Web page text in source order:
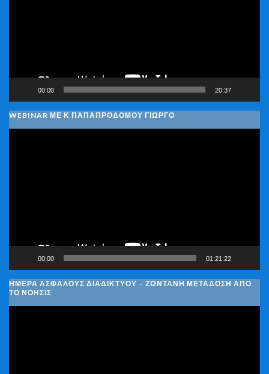
00:00 20:37
WEBINAR ΜΕ Κ ΠΑΠΑΠΡΟΔΌΜΟΥ ΓΙΏΡΓΟ
00:00 01:21:22
ΗΜΈΡΑ ΑΣΦΑΛΟΎΣ ΔΙΑΔΙΚΤΎΟΥ – ΖΩΝΤΑΝΉ ΜΕΤΆΔΟΣΗ ΑΠΌ
ΤΟ ΝΟΗΣΙΣ